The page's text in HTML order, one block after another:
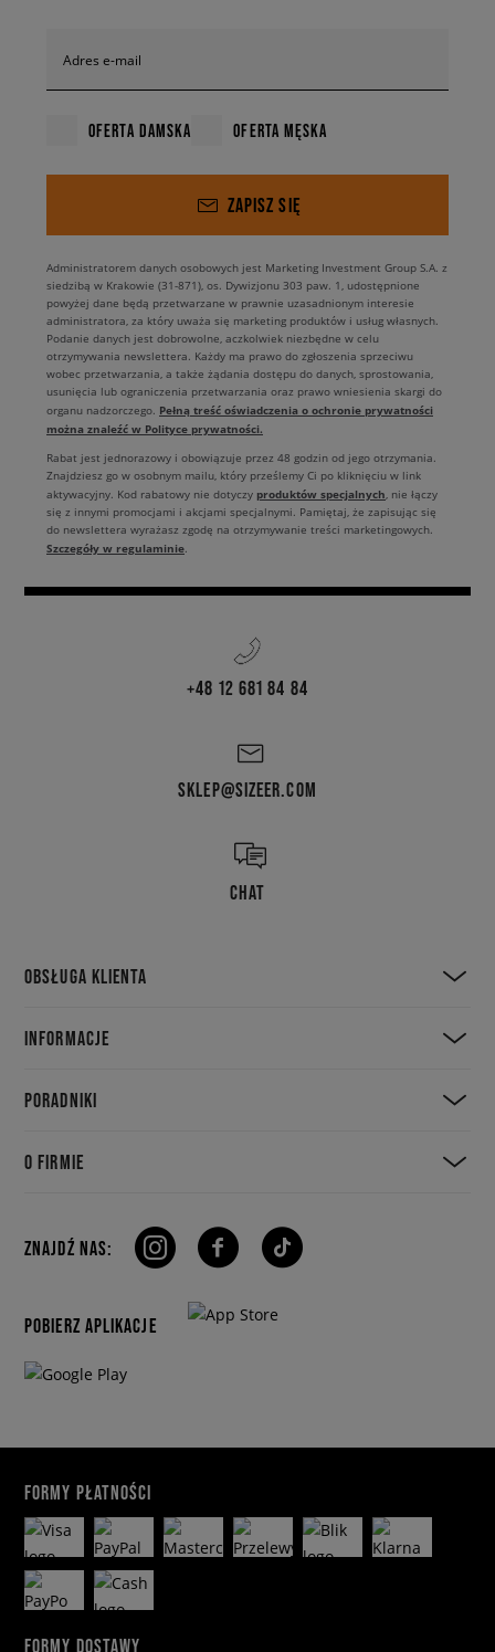
Adres e-mail
OFERTA DAMSKA OFERTA MĘSKA
ZAPISZ SIĘ
Administratorem danych osobowych jest Marketing Investment Group S.A. z
siedzibą w Krakowie (31-871), os. Dywizjonu 303 paw. 1, udostępnione
powyżej dane będą przetwarzane w prawnie uzasadnionym interesie
administratora, za który uważa się marketing produktów i usług własnych.
Podanie danych jest dobrowolne, aczkolwiek niezbędne w celu
otrzymywania newslettera. Każdy ma prawo do zgłoszenia sprzeciwu
wobec przetwarzania, a także żądania dostępu do danych, sprostowania,
usunięcia lub ograniczenia przetwarzania oraz prawo wniesienia skargi do
organu nadzorczego. Pełną treść oświadczenia o ochronie prywatności
można znaleźć w Polityce prywatności.
Rabat jest jednorazowy i obowiązuje przez 48 godzin od jego otrzymania.
Znajdziesz go w osobnym mailu, który prześlemy Ci po kliknięciu w link
aktywacyjny. Kod rabatowy nie dotyczy produktów specjalnych, nie łączy
się z innymi promocjami i akcjami specjalnymi. Pamiętaj, że zapisując się
do newslettera wyrażasz zgodę na otrzymywanie treści marketingowych.
Szczegóły w regulaminie.
+48 12 681 84 84
SKLEP@SIZEER.COM
CHAT
OBSŁUGA KLIENTA
INFORMACJE
PORADNIKI
O FIRMIE
ZNAJDŹ NAS:
POBIERZ APLIKACJE
FORMY PŁATNOŚCI
FORMY DOSTAWY